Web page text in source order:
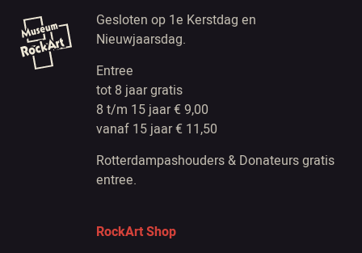
Gesloten op 1e Kerstdag en
Nieuwjaarsdag.
Entree
tot 8 jaar gratis
8 t/m 15 jaar € 9,00
vanaf 15 jaar € 11,50
Rotterdampashouders & Donateurs gratis
entree.
RockArt Shop